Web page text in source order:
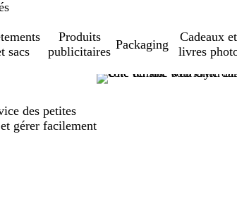
sacs
Produits
publicitaires
Packaging
Cadeaux et
livres
des petites
gérer facilement